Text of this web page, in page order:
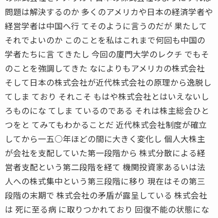
問題は解決するのか 多くのアメリカや日本の経済学者や
経営学者は中国へ行 てそのように言うのだが 果たして
それでよいのか このことを私はこれまで何回も中国の
学者たちに言 てきたし 今回の廈門大学のレクチ でもそ
のことを強調してきた なによりもアメリカの株式会社
そして日本の株式会社が近代株式会社の原理から逸脱し
てしま ており それこそ もはや株式会社とはいえないし
ろものにな てしま ているのである それは株主総会ひと
つをと てみてもわかることだ 近代株式会社制度が確立
してから一五○年ほどの間に大きく変化し 個人大株主
が会社を支配していた第一段階から 株式分散による経
営者支配という第二段階を経て 機関投資家あるいは法
人への株式集中という第三段階に移り 現在はその第三
段階の末期で 株式会社の矛盾が露呈している 株式会社
は 死に至る病 に取りつかれており 回復不能の状態にな